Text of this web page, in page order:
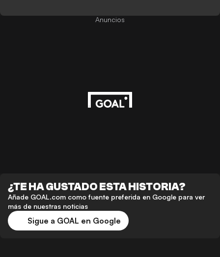
Anuncios
¿TE HA GUSTADO ESTA HISTORIA?
Añade GOAL.com como fuente preferida en Google para ver
más de nuestras noticias
Sigue a GOAL en Google